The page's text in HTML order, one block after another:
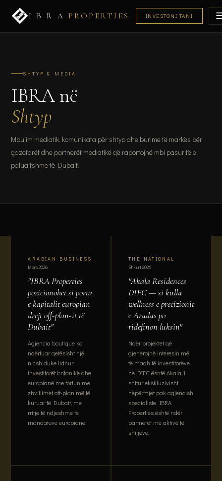
I B R A PROPERTIES INVESTONI TANI
SHTYP & MEDIA
IBRA në
Shtyp
Mbulim mediatik, komunikata për shtyp dhe burime të markës për
gazetarët dhe partnerët mediatikë që raportojnë mbi pasuritë e
paluajtshme të Dubait.
ARABIAN BUSINESS
Mars 2026
"IBRA Properties
pozicionohet si porta
e kapitalit europian
drejt off-plan-it të
Dubait"
Agjencia boutique ka
ndërtuar qetësisht një
nicsh duke lidhur
investitorët britanikë dhe
europianë me fortun me
zhvillimet off-plan më të
kuruar të Dubait, me
rritje të ndjeshme të
mandateve europiane.
THE NATIONAL
Shkurt 2026
"Akala Residences
DIFC — si kulla
wellness e precizionit
e Aradas po
ridefinon luksin"
Ndër projektet që
gjenerojnë interesin më
të madh të investitorëve
në DIFC është Akala, i
shitur ekskluzivisht
nëpërmjet pak agjencish
specialiste. IBRA
Properties është ndër
partnerët më aktivë të
shitjeve.